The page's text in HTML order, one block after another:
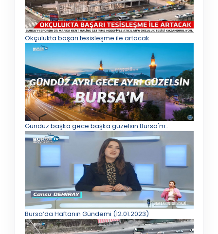
Okçulukta başarı tesisleşme ile artacak
Gündüz başka gece başka güzelsin Bursa'm...
Bursa’da Haftanın Gündemi (12.01.2023)